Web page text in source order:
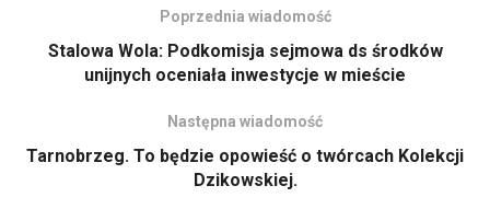
Poprzednia wiadomość
Stalowa Wola: Podkomisja sejmowa ds środków
unijnych oceniała inwestycje w mieście
Następna wiadomość
Tarnobrzeg. To będzie opowieść o twórcach Kolekcji
Dzikowskiej.